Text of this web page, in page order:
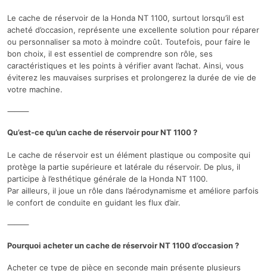
Le cache de réservoir de la Honda NT 1100, surtout lorsqu’il est
acheté d’occasion, représente une excellente solution pour réparer
ou personnaliser sa moto à moindre coût. Toutefois, pour faire le
bon choix, il est essentiel de comprendre son rôle, ses
caractéristiques et les points à vérifier avant l’achat. Ainsi, vous
éviterez les mauvaises surprises et prolongerez la durée de vie de
votre machine.
⸻
Qu’est-ce qu’un cache de réservoir pour NT 1100 ?
Le cache de réservoir est un élément plastique ou composite qui
protège la partie supérieure et latérale du réservoir. De plus, il
participe à l’esthétique générale de la Honda NT 1100.
Par ailleurs, il joue un rôle dans l’aérodynamisme et améliore parfois
le confort de conduite en guidant les flux d’air.
⸻
Pourquoi acheter un cache de réservoir NT 1100 d’occasion ?
Acheter ce type de pièce en seconde main présente plusieurs